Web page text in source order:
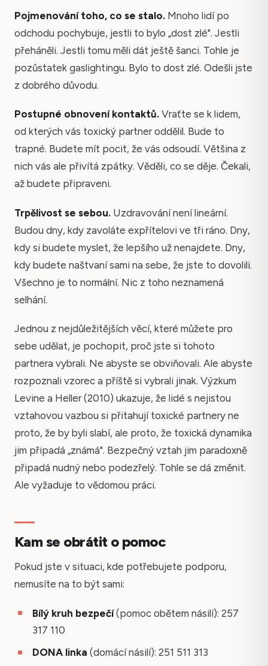
Pojmenování toho, co se stalo. Mnoho lidí po
odchodu pochybuje, jestli to bylo „dost zlé". Jestli
přeháněli. Jestli tomu měli dát ještě šanci. Tohle je
pozůstatek gaslightingu. Bylo to dost zlé. Odešli jste
z dobrého důvodu.
Postupné obnovení kontaktů. Vraťte se k lidem,
od kterých vás toxický partner oddělil. Bude to
trapné. Budete mít pocit, že vás odsoudí. Většina z
nich vás ale přivítá zpátky. Věděli, co se děje. Čekali,
až budete připraveni.
Trpělivost se sebou. Uzdravování není lineární.
Budou dny, kdy zavoláte expřítelovi ve tři ráno. Dny,
kdy si budete myslet, že lepšího už nenajdete. Dny,
kdy budete naštvaní sami na sebe, že jste to dovolili.
Všechno je to normální. Nic z toho neznamená
selhání.
Jednou z nejdůležitějších věcí, které můžete pro
sebe udělat, je pochopit, proč jste si tohoto
partnera vybrali. Ne abyste se obviňovali. Ale abyste
rozpoznali vzorec a příště si vybrali jinak. Výzkum
Levine a Heller (2010) ukazuje, že lidé s nejistou
vztahovou vazbou si přitahují toxické partnery ne
proto, že by byli slabí, ale proto, že toxická dynamika
jim připadá „známá". Bezpečný vztah jim paradoxně
připadá nudný nebo podezřelý. Tohle se dá změnit.
Ale vyžaduje to vědomou práci.
Kam se obrátit o pomoc
Pokud jste v situaci, kde potřebujete podporu,
nemusíte na to být sami:
Bílý kruh bezpečí(pomoc obětem násilí): 257
317 110
DONA linka (domácí násilí): 251 511 313